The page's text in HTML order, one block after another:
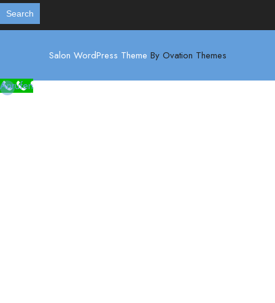
Search
Salon WordPress Theme By Ovation Themes
Anrufen